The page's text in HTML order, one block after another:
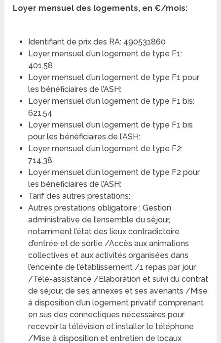
Loyer mensuel des logements, en €/mois:
Identifiant de prix des RA: 490531860
Loyer mensuel d’un logement de type F1:
401.58
Loyer mensuel d’un logement de type F1 pour
les bénéficiaires de l’ASH:
Loyer mensuel d’un logement de type F1 bis:
621.54
Loyer mensuel d’un logement de type F1 bis
pour les bénéficiaires de l’ASH:
Loyer mensuel d’un logement de type F2:
714.38
Loyer mensuel d’un logement de type F2 pour
les bénéficiaires de l’ASH:
Tarif des autres prestations:
Autres prestations obligatoire : Gestion
administrative de l’ensemble du séjour,
notamment l’état des lieux contradictoire
d’entrée et de sortie /Accès aux animations
collectives et aux activités organisées dans
l’enceinte de l’établissement /1 repas par jour
/Télé-assistance /Elaboration et suivi du contrat
de séjour, de ses annexes et ses avenants /Mise
à disposition d’un logement privatif comprenant
en sus des connectiques nécessaires pour
recevoir la télévision et installer le téléphone
/Mise à disposition et entretien de locaux